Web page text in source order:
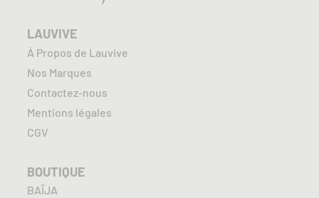
LAUVIVE
À Propos de Lauvive
Nos Marques
Contactez-nous
Mentions légales
CGV
BOUTIQUE
BAÏJA